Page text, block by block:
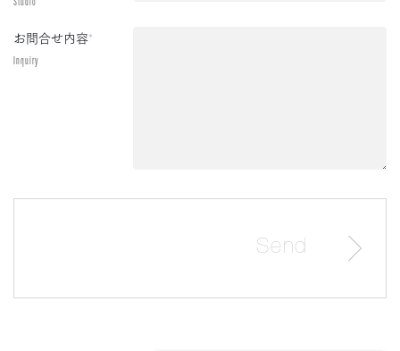
お問合せ内容*
Inquiry